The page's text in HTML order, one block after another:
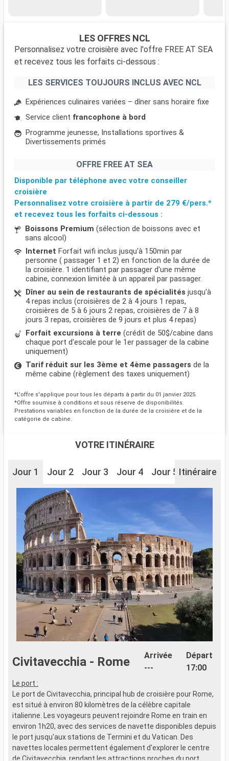
LES OFFRES NCL
Personnalisez votre croisière avec l'offre FREE AT SEA
et recevez tous les forfaits ci-dessous :
LES SERVICES TOUJOURS INCLUS AVEC NCL
Expériences culinaires variées – dîner sans horaire fixe
Service client francophone à bord
Programme jeunesse, Installations sportives &
Divertissements primés
OFFRE FREE AT SEA
Disponible par téléphone avec votre conseiller
croisière
Personnalisez votre croisière à partir de 279 €/pers.*
et recevez tous les forfaits ci-dessous :
Boissons Premium (sélection de boissons avec et
sans alcool)
Internet Forfait wifi inclus jusqu'à 150min par
personne ( passager 1 et 2) en fonction de la durée de
la croisière. 1 identifiant par passager d'une même
cabine, connexion limitée à un appareil par passager.
Dîner au sein de restaurants de spécialités jusqu'à
4 repas inclus (croisières de 2 à 4 jours 1 repas,
croisières de 5 à 6 jours 2 repas, croisières de 7 à 8
jours 3 repas, croisières de 9 jours et plus 4 repas)
Forfait excursions à terre (crédit de 50$/cabine dans
chaque port d'escale pour le 1er passager de la cabine
uniquement)
Tarif réduit sur les 3ème et 4ème passagers de la
même cabine (règlement des taxes uniquement)
*L'offre s'applique pour tous les départs à partir du 01 janvier 2025.
*Offre soumise à conditions et sous réserve de disponibilités.
Prestations variables en fonction de la durée de la croisière et de la
catégorie de cabine.
VOTRE ITINÉRAIRE
Jour 1 Jour 2 Jour 3 Jour 4 Jour 5 Jour 6
Itinéraire
Civitavecchia - Rome
Arrivée
---
Départ
17:00
Le port :
Le port de Civitavecchia, principal hub de croisière pour Rome,
est situé à environ 80 kilomètres de la célèbre capitale
italienne. Les voyageurs peuvent rejoindre Rome en train en
environ 1h20, avec des services de navette disponibles depuis
le port jusqu'aux stations de Termini et du Vatican. Des
navettes locales permettent également d'explorer le centre
de Civitavecchia, rendant les attractions proches du port